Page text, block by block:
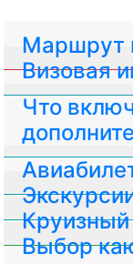
Маршрут
Визовая
Что
Круизный
Выбор